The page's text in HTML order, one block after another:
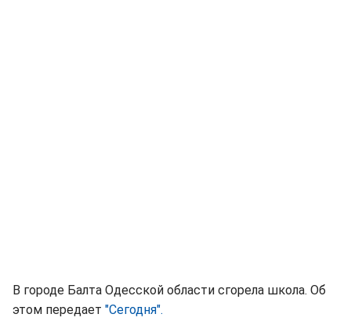
В городе Балта Одесской области сгорела школа. Об
этом передает "Сегодня".